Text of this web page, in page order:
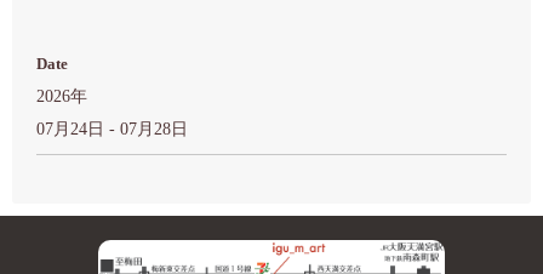
Date
2026年
07月24日 - 07月28日